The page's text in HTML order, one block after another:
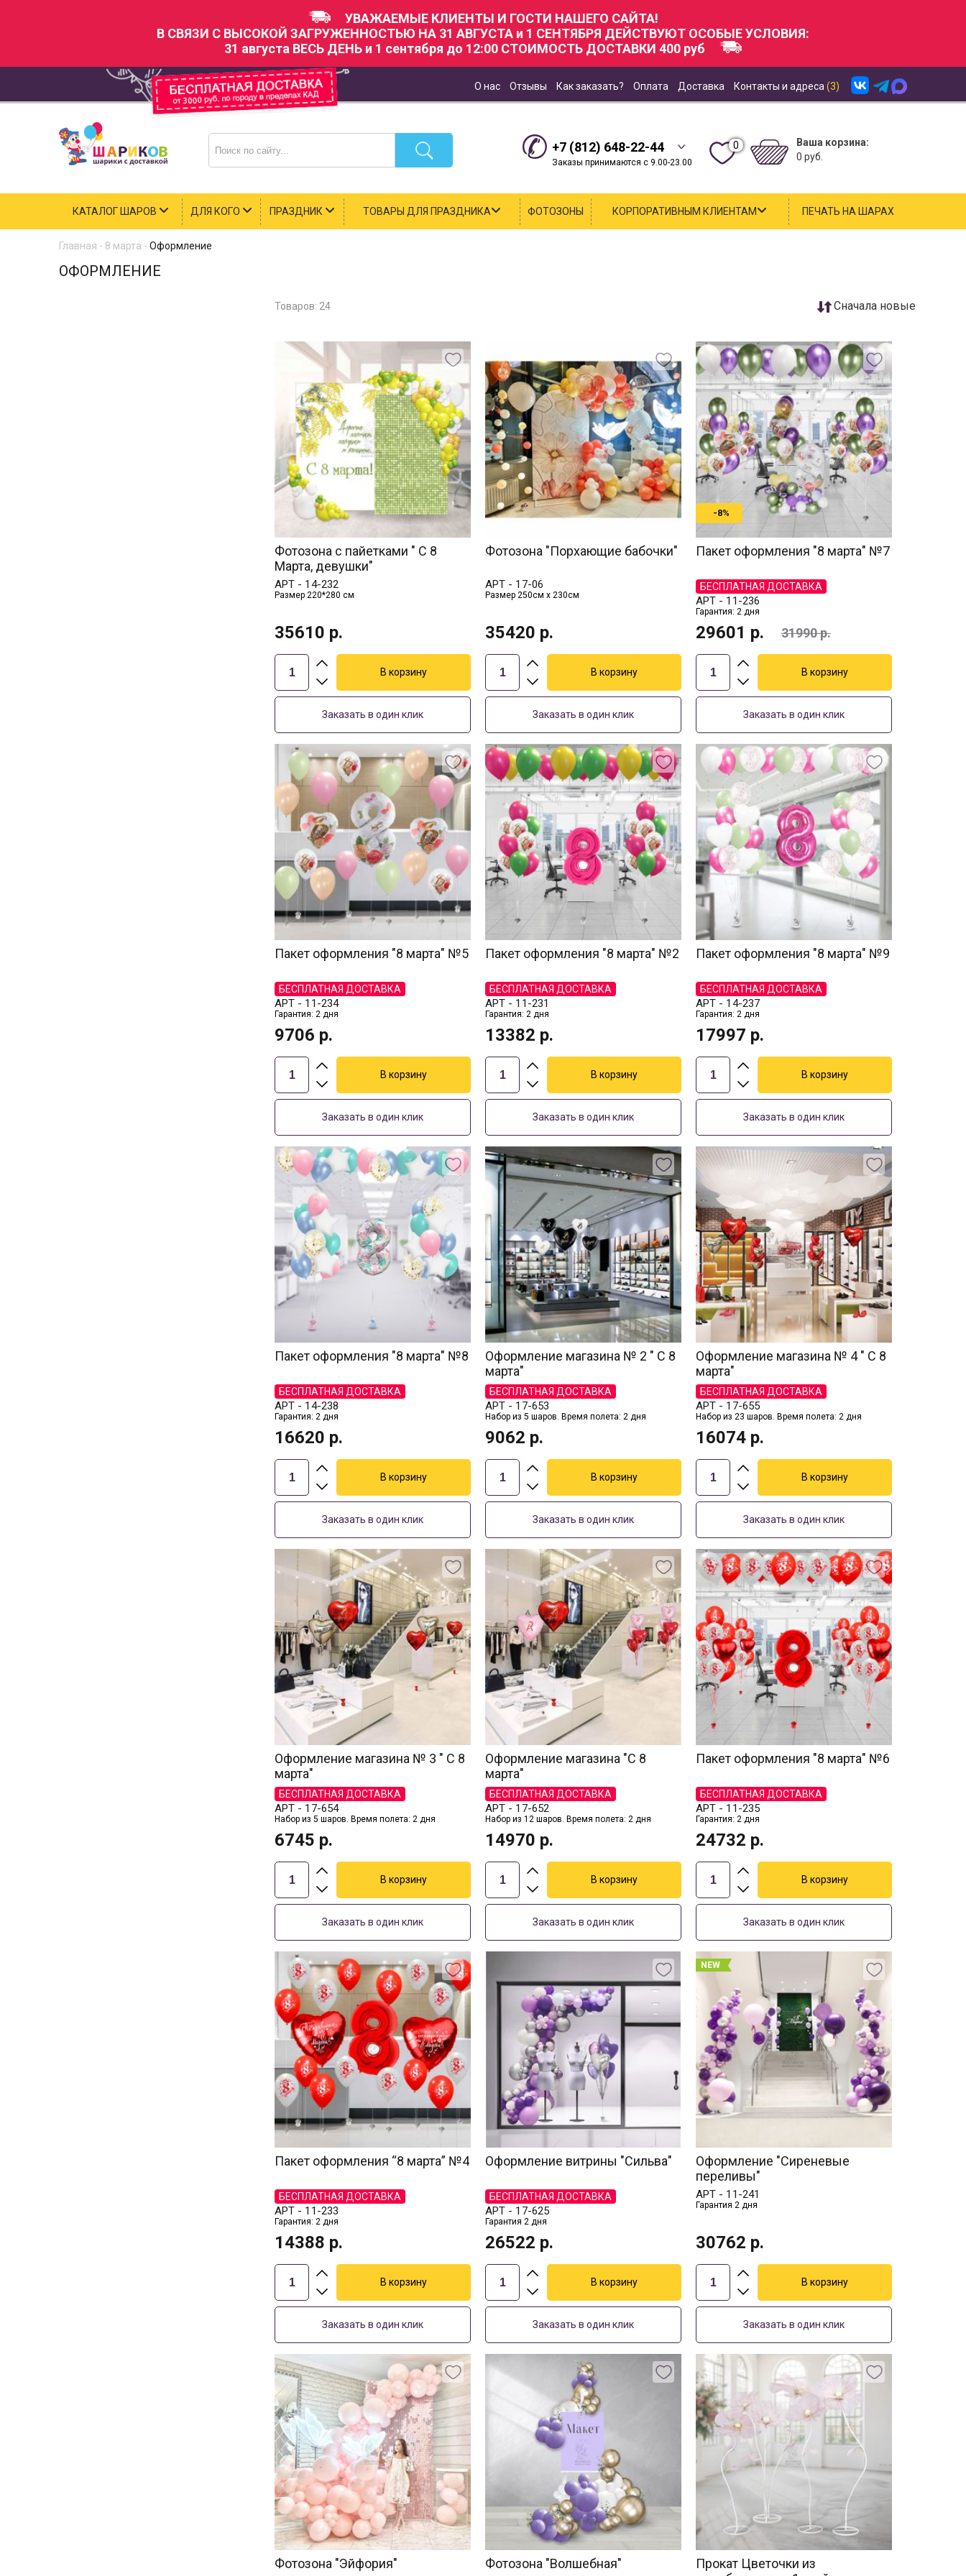
УВАЖАЕМЫЕ КЛИЕНТЫ И ГОСТИ НАШЕГО САЙТА!
В СВЯЗИ С ВЫСОКОЙ ЗАГРУЖЕННОСТЬЮ НА 31 АВГУСТА и 1 СЕНТЯБРЯ ДЕЙСТВУЮТ ОСОБЫЕ УСЛОВИЯ:
31 августа ВЕСЬ ДЕНЬ и 1 сентября до 12:00 СТОИМОСТЬ ДОСТАВКИ 400 руб
О нас Отзывы Как заказать? Оплата Доставка Контакты и адреса (3)
+7 (812) 648-22-44
Заказы принимаются с 9.00-23.00
0
Ваша корзина:
0 руб.
КАТАЛОГ ШАРОВ ДЛЯ КОГО ПРАЗДНИК ТОВАРЫ ДЛЯ ПРАЗДНИКА ФОТОЗОНЫ КОРПОРАТИВНЫМ КЛИЕНТАМ ПЕЧАТЬ НА ШАРАХ
Главная - 8 марта - Оформление
ОФОРМЛЕНИЕ
Товаров: 24 Cначала новые
Фотозона с пайетками " С 8
Марта, девушки"
АРТ - 14-232
Размер 220*280 см
35610 р.
Заказать в один клик
Фотозона "Порхающие бабочки"
АРТ - 17-06
Размер 250см х 230см
35420 р.
Заказать в один клик
-8%
Пакет оформления "8 марта" №7
БЕСПЛАТНАЯ ДОСТАВКА
АРТ - 11-236
Гарантия: 2 дня
29601 р. 31990р.
Заказать в один клик
Пакет оформления "8 марта" №5
БЕСПЛАТНАЯ ДОСТАВКА
АРТ - 11-234
Гарантия: 2 дня
9706 р.
Заказать в один клик
Пакет оформления "8 марта" №2
БЕСПЛАТНАЯ ДОСТАВКА
АРТ - 11-231
Гарантия: 2 дня
13382 р.
Заказать в один клик
Пакет оформления "8 марта" №9
БЕСПЛАТНАЯ ДОСТАВКА
АРТ - 14-237
Гарантия: 2 дня
17997 р.
Заказать в один клик
Пакет оформления "8 марта" №8
БЕСПЛАТНАЯ ДОСТАВКА
АРТ - 14-238
Гарантия: 2 дня
16620 р.
Заказать в один клик
Оформление магазина № 2 " С 8
марта"
БЕСПЛАТНАЯ ДОСТАВКА
АРТ - 17-653
Набор из 5 шаров. Время полета: 2 дня
9062 р.
Заказать в один клик
Оформление магазина № 4 " С 8
марта"
БЕСПЛАТНАЯ ДОСТАВКА
АРТ - 17-655
Набор из 23 шаров. Время полета: 2 дня
16074 р.
Заказать в один клик
Оформление магазина № 3 " С 8
марта"
БЕСПЛАТНАЯ ДОСТАВКА
АРТ - 17-654
Набор из 5 шаров. Время полета: 2 дня
6745 р.
Заказать в один клик
Оформление магазина "С 8
марта"
БЕСПЛАТНАЯ ДОСТАВКА
АРТ - 17-652
Набор из 12 шаров. Время полета: 2 дня
14970 р.
Заказать в один клик
Пакет оформления "8 марта" №6
БЕСПЛАТНАЯ ДОСТАВКА
АРТ - 11-235
Гарантия: 2 дня
24732 р.
Заказать в один клик
Пакет оформления “8 марта” №4
БЕСПЛАТНАЯ ДОСТАВКА
АРТ - 11-233
Гарантия: 2 дня
14388 р.
Заказать в один клик
Оформление витрины "Сильва"
БЕСПЛАТНАЯ ДОСТАВКА
АРТ - 17-625
Гарантия 2 дня
26522 р.
Заказать в один клик
NEW
Оформление "Сиреневые
переливы"
АРТ - 11-241
Гарантия 2 дня
30762 р.
Заказать в один клик
Фотозона "Эйфория" Фотозона "Волшебная"
Прокат Цветочки из